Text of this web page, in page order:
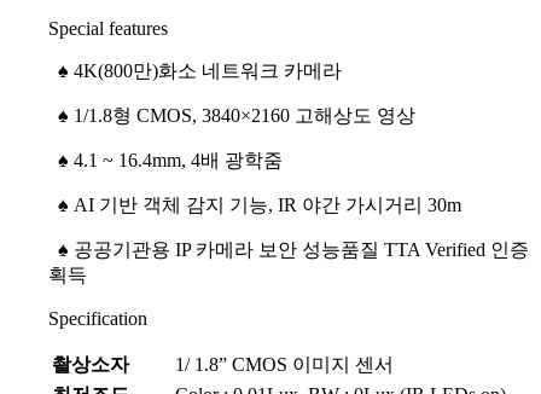
Special features
♠ 4K(800만)화소 네트워크 카메라
♠ 1/1.8형 CMOS, 3840×2160 고해상도 영상
♠ 4.1 ~ 16.4mm, 4배 광학줌
♠ AI 기반 객체 감지 기능, IR 야간 가시거리 30m
♠ 공공기관용 IP 카메라 보안 성능품질 TTA Verified 인증
획득
Specification
촬상소자
1/ 1.8” CMOS 이미지 센서